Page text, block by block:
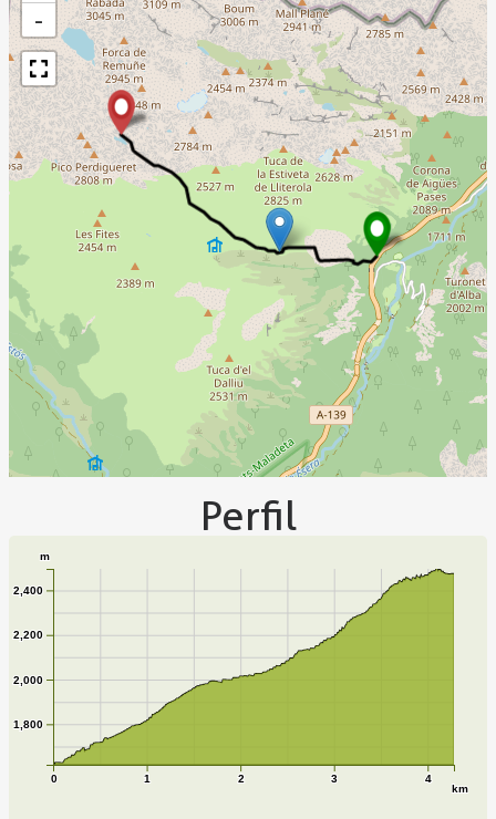
-
Perfil
0 1 2 3 4
km
1,800
2,000
2,200
2,400
m